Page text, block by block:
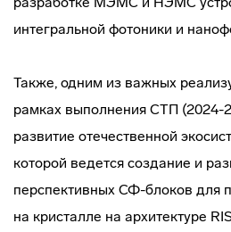
интегральной фотоники и
Также, одним из важных
рамках выполнения СТП (2024-
развитие отечественной
которой ведется создание и
перспективных СФ-блоков для
на кристалле на архитектуре